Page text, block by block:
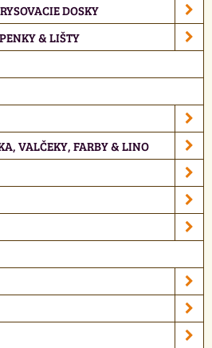
DOSKY
& LIŠTY
VALČEKY, FARBY & LINO